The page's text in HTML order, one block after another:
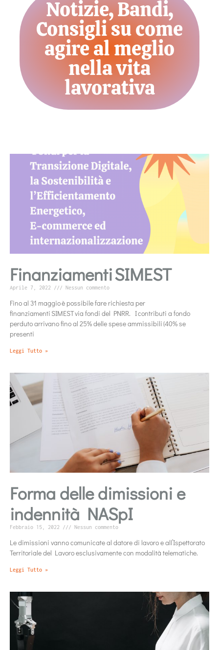
Notizie, Bandi,
Consigli su come
agire al meglio
nella vita
lavorativa
Finanziamenti SIMEST
Aprile 7, 2022 Nessun commento
Fino al 31 maggio è possibile fare richiesta per
finanziamenti SIMEST via fondi del PNRR. I contributi a fondo
perduto arrivano fino al 25% delle spese ammissibili (40% se
presenti
Leggi Tutto »
Forma delle dimissioni e
indennità NASpI
Febbraio 15, 2022 Nessun commento
Le dimissioni vanno comunicate al datore di lavoro e all’Ispettorato
Territoriale del Lavoro esclusivamente con modalità telematiche.
Leggi Tutto »